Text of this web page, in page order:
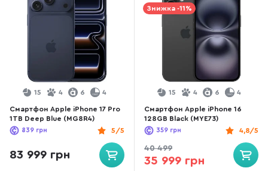
15 4 6 4
Смартфон Apple iPhone 17 Pro
1TB Deep Blue (MG8R4)
5/5
839 грн
83 999 грн
Знижка -11%
15 4 6 4
Смартфон Apple iPhone 16
128GB Black (MYE73)
4,8/5
359 грн
40 499
35 999 грн